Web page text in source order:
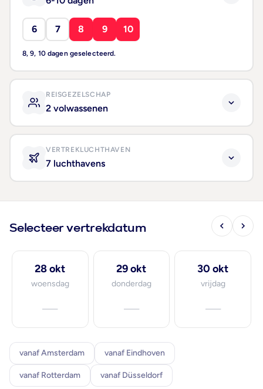
6 7 8 9 10
8, 9, 10 dagen geselecteerd.
REISGEZELSCHAP
2 volwassenen
VERTREKLUCHTHAVEN
7 luchthavens
Selecteer vertrekdatum
28 okt
woensdag
—
29 okt
donderdag
—
30 okt
vrijdag
—
vanaf Amsterdam vanaf Eindhoven
vanaf Rotterdam vanaf Düsseldorf